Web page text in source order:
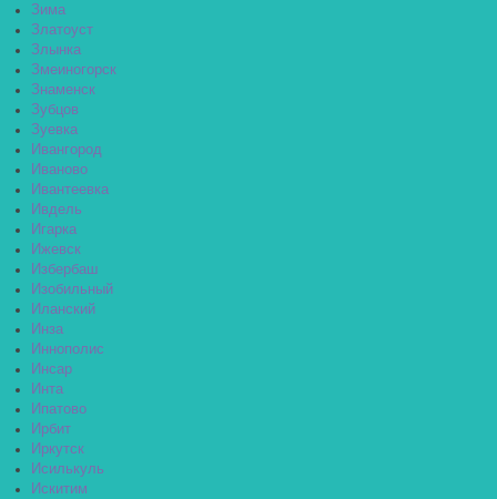
Зима
Златоуст
Злынка
Змеиногорск
Знаменск
Зубцов
Зуевка
Ивангород
Иваново
Ивантеевка
Ивдель
Игарка
Ижевск
Избербаш
Изобильный
Иланский
Инза
Иннополис
Инсар
Инта
Ипатово
Ирбит
Иркутск
Исилькуль
Искитим